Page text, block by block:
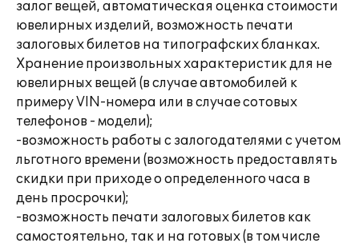
залог вещей, автоматическая оценка стоимости
ювелирных изделий, возможность печати
залоговых билетов на типографских бланках.
Хранение произвольных характеристик для не
ювелирных вещей (в случае автомобилей к
примеру VIN-номера или в случае сотовых
телефонов - модели);
-возможность работы с залогодателями с учетом
льготного времени (возможность предоставлять
скидки при приходе о определенного часа в
день просрочки);
-возможность печати залоговых билетов как
самостоятельно, так и на готовых (в том числе